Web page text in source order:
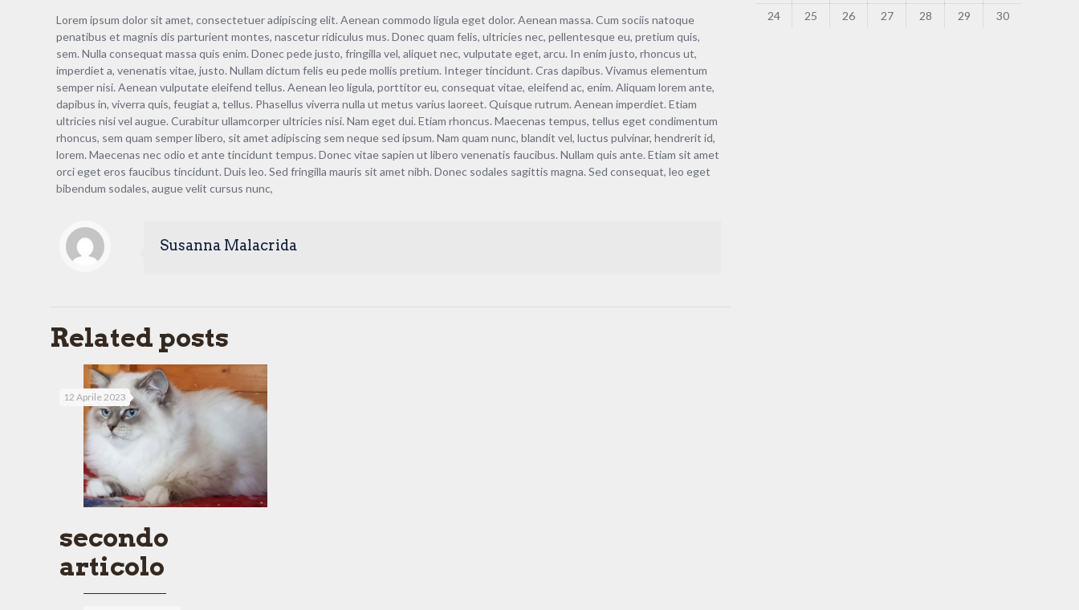
Lorem ipsum dolor sit amet, consectetuer adipiscing elit. Aenean commodo ligula eget dolor. Aenean massa. Cum sociis natoque
penatibus et magnis dis parturient montes, nascetur ridiculus mus. Donec quam felis, ultricies nec, pellentesque eu, pretium quis,
sem. Nulla consequat massa quis enim. Donec pede justo, fringilla vel, aliquet nec, vulputate eget, arcu. In enim justo, rhoncus ut,
imperdiet a, venenatis vitae, justo. Nullam dictum felis eu pede mollis pretium. Integer tincidunt. Cras dapibus. Vivamus elementum
semper nisi. Aenean vulputate eleifend tellus. Aenean leo ligula, porttitor eu, consequat vitae, eleifend ac, enim. Aliquam lorem ante,
dapibus in, viverra quis, feugiat a, tellus. Phasellus viverra nulla ut metus varius laoreet. Quisque rutrum. Aenean imperdiet. Etiam
ultricies nisi vel augue. Curabitur ullamcorper ultricies nisi. Nam eget dui. Etiam rhoncus. Maecenas tempus, tellus eget condimentum
rhoncus, sem quam semper libero, sit amet adipiscing sem neque sed ipsum. Nam quam nunc, blandit vel, luctus pulvinar, hendrerit id,
lorem. Maecenas nec odio et ante tincidunt tempus. Donec vitae sapien ut libero venenatis faucibus. Nullam quis ante. Etiam sit amet
orci eget eros faucibus tincidunt. Duis leo. Sed fringilla mauris sit amet nibh. Donec sodales sagittis magna. Sed consequat, leo eget
bibendum sodales, augue velit cursus nunc,
Susanna Malacrida
Related posts
12 Aprile 2023
secondo
articolo
24 25 26 27 28 29 30